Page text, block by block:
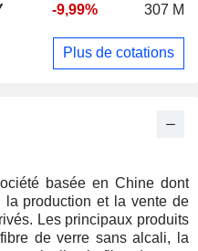
basée en Chine dont
la production et la vente de
Les principaux produits
de verre sans alcali, la
-9,99% 307 M
Plus de cotations